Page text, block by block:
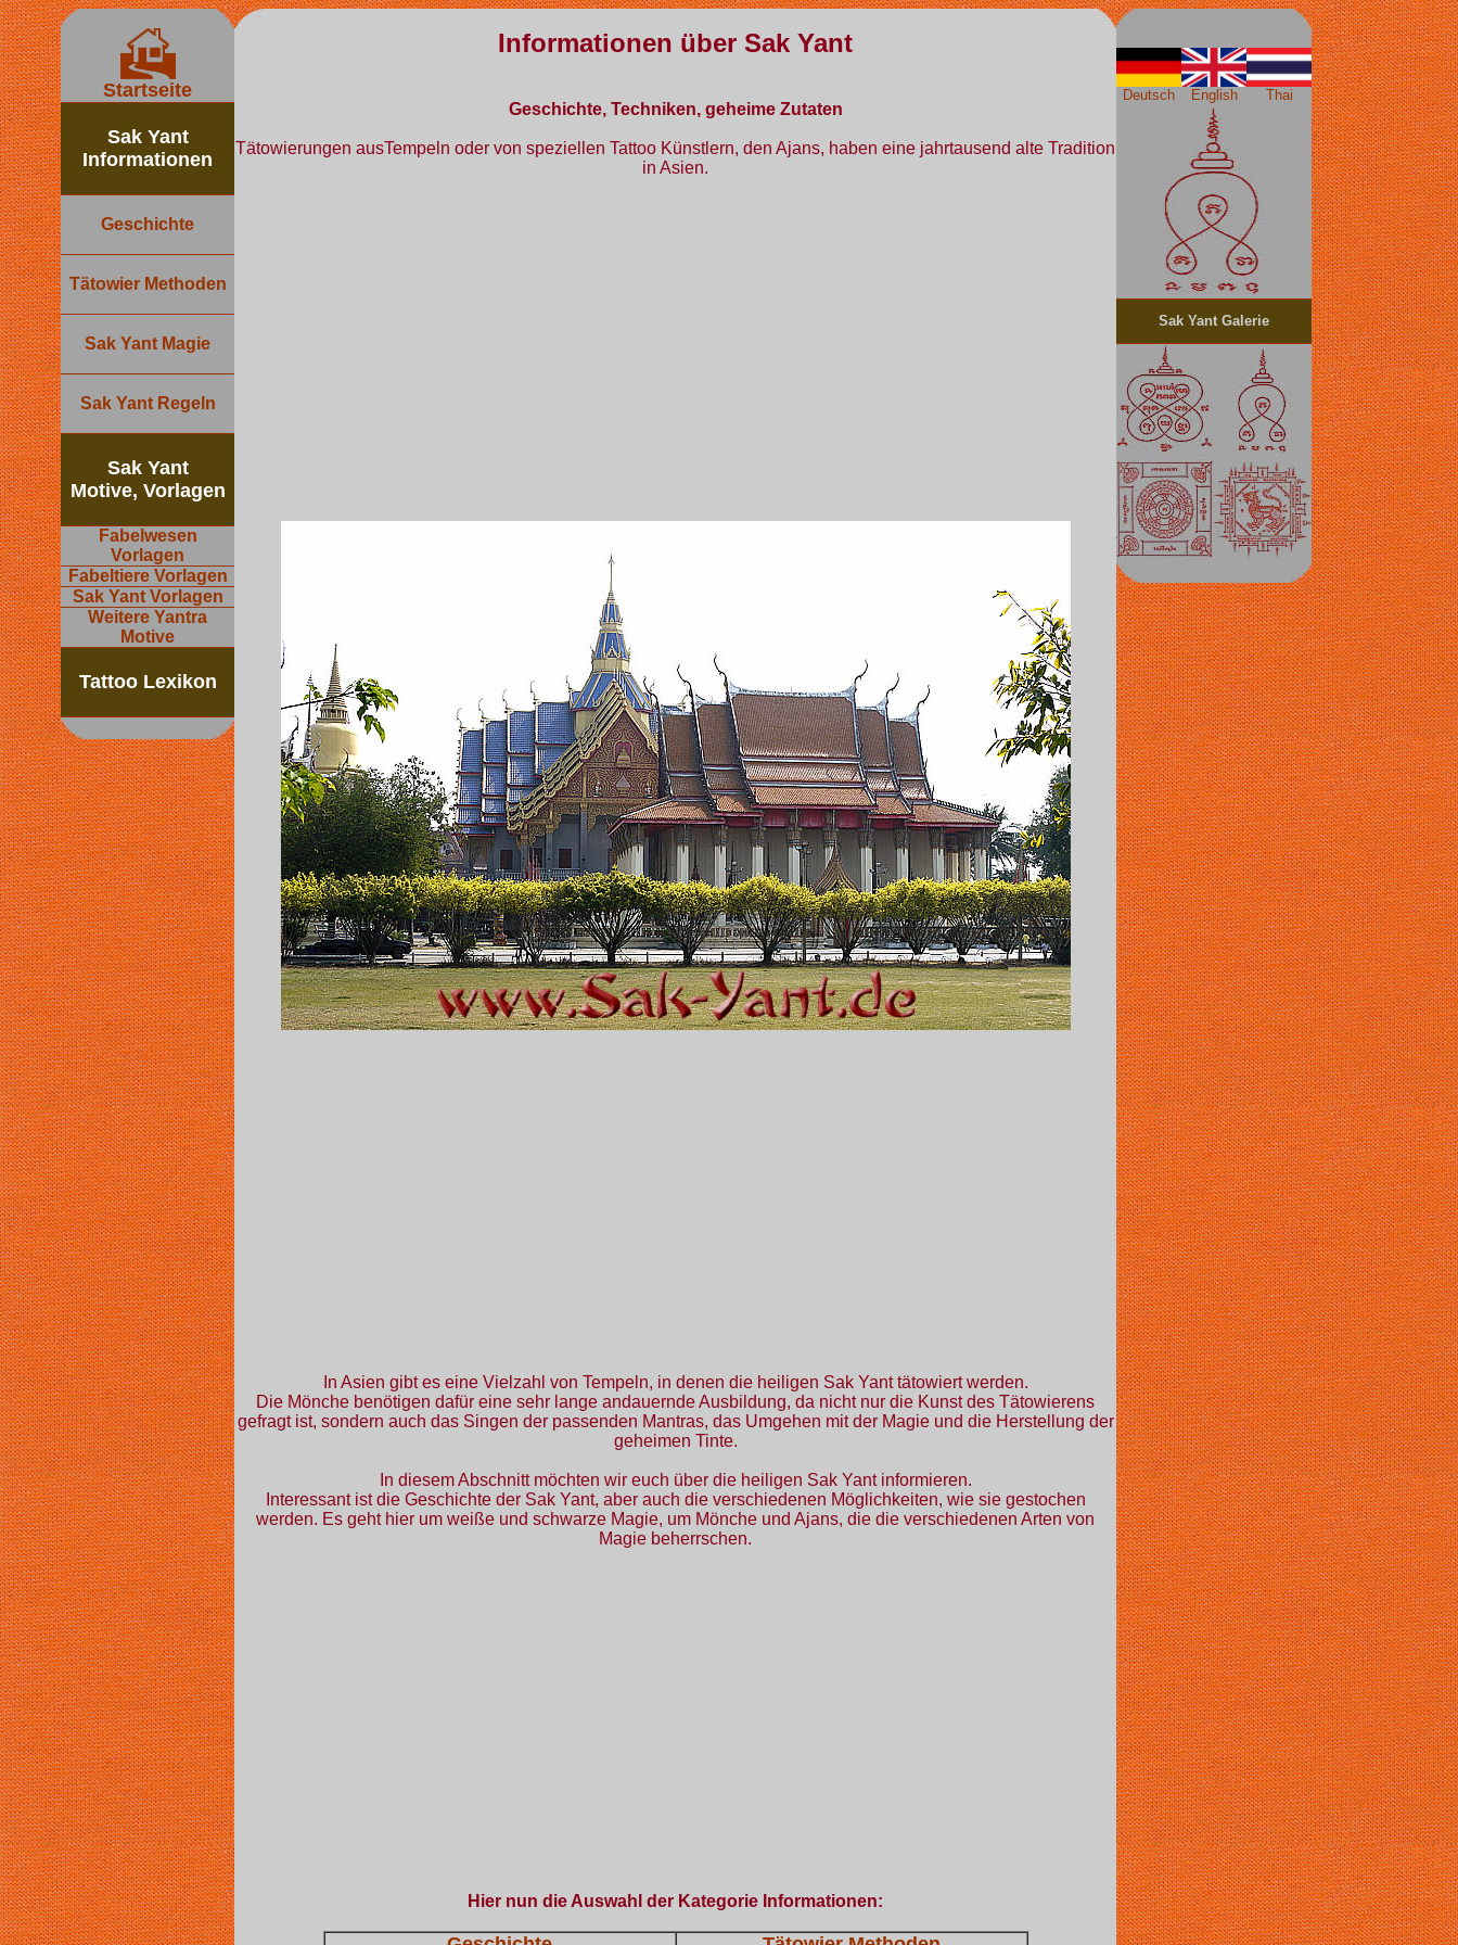
Startseite
Sak Yant
Informationen
Geschichte
Tätowier Methoden
Sak Yant Magie
Sak Yant Regeln
Sak Yant
Motive, Vorlagen
Fabelwesen
Vorlagen
Fabeltiere Vorlagen
Sak Yant Vorlagen
Weitere Yantra
Motive
Tattoo Lexikon
Informationen über Sak Yant
Geschichte, Techniken, geheime Zutaten
Tätowierungen ausTempeln oder von speziellen Tattoo Künstlern, den Ajans, haben eine jahrtausend alte Tradition
in Asien.
In Asien gibt es eine Vielzahl von Tempeln, in denen die heiligen Sak Yant tätowiert werden.
Die Mönche benötigen dafür eine sehr lange andauernde Ausbildung, da nicht nur die Kunst des Tätowierens
gefragt ist, sondern auch das Singen der passenden Mantras, das Umgehen mit der Magie und die Herstellung der
geheimen Tinte.
In diesem Abschnitt möchten wir euch über die heiligen Sak Yant informieren.
Interessant ist die Geschichte der Sak Yant, aber auch die verschiedenen Möglichkeiten, wie sie gestochen
werden. Es geht hier um weiße und schwarze Magie, um Mönche und Ajans, die die verschiedenen Arten von
Magie beherrschen.
Hier nun die Auswahl der Kategorie Informationen:
Deutsch English Thai
Sak Yant Galerie